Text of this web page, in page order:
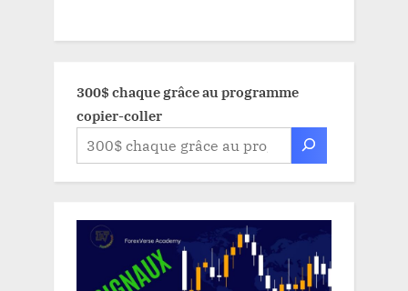
300$ chaque grâce au programme
copier-coller